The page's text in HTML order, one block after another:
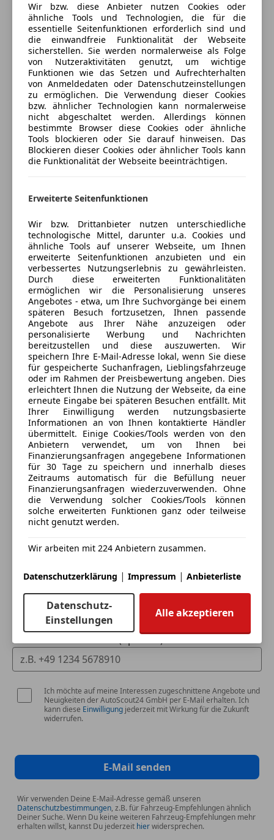
Bluetooth
Bordcomputer
CD
Freisprecheinrichtung
Radio
Soundsystem
Sicherheit
ABS
Beifahrerairbag
ESP
Geschwindigkeits-begrenzungsanlage
Kopfairbag
Nebelscheinwerfer
Reifendruckkontrollsystem
Seitenairbag
Servolenkung
Tagfahrlicht
Traktionskontrolle
Wegfahrsperre
Zentralverriegelung mit Funkfernbedienung
Extras
Alufelgen (17")
Anhängerkupplung
Dachreling
Innenspiegel automatisch abblendend
Notrad
Partikelfilter
Reserverad
Scheinwerferreinigung
Sommerreifen
Sportsitze
Kfz-Versicherung
Versicherungsschutz an Ihre Bedürfnisse
anpassen
Freischaden-Gutschein ab Stufe 0
Auto einfach online versichern & Rabatt holen
Jetzt berechnen
Verkäufer Privat
2070 Retz, AT
Kontakt
Anbieter kontaktieren
Deine Nachricht
3 ähnliche Fahrzeuge gefunden
Ich erlaube den Händlern dieser
Fahrzeuge mich zu kontaktieren.
Dein Name
Deine Telefonnummer (optional)
Ich möchte auf meine Interessen zugeschnittene Angebote und
Neuigkeiten der AutoScout24 GmbH per E-Mail erhalten. Ich
kann diese Einwilligung jederzeit mit Wirkung für die Zukunft
widerrufen.
E-Mail senden
Wir verwenden Deine E-Mail-Adresse gemäß unseren
Datenschutzbestimmungen, z.B. für Fahrzeug-Empfehlungen ähnlich
Deiner Suche. Wenn Du keine weiteren Fahrzeug-Empfehlungen mehr
erhalten willst, kannst Du jederzeit hierwidersprechen.
Wir bzw. diese Anbieter nutzen Cookies oder
ähnliche Tools und Technologien, die für die
essentielle Seitenfunktionen erforderlich sind und
die einwandfreie Funktionalität der Webseite
sicherstellen. Sie werden normalerweise als Folge
von Nutzeraktivitäten genutzt, um wichtige
Funktionen wie das Setzen und Aufrechterhalten
von Anmeldedaten oder Datenschutzeinstellungen
zu ermöglichen. Die Verwendung dieser Cookies
bzw. ähnlicher Technologien kann normalerweise
nicht abgeschaltet werden. Allerdings können
bestimmte Browser diese Cookies oder ähnliche
Tools blockieren oder Sie darauf hinweisen. Das
Blockieren dieser Cookies oder ähnlicher Tools kann
die Funktionalität der Webseite beeinträchtigen.
Erweiterte Seitenfunktionen
Wir bzw. Drittanbieter nutzen unterschiedliche
technologische Mittel, darunter u.a. Cookies und
ähnliche Tools auf unserer Webseite, um Ihnen
erweiterte Seitenfunktionen anzubieten und ein
verbessertes Nutzungserlebnis zu gewährleisten.
Durch diese erweiterten Funktionalitäten
ermöglichen wir die Personalisierung unseres
Angebotes - etwa, um Ihre Suchvorgänge bei einem
späteren Besuch fortzusetzen, Ihnen passende
Angebote aus Ihrer Nähe anzuzeigen oder
personalisierte Werbung und Nachrichten
bereitzustellen und diese auszuwerten. Wir
speichern Ihre E-Mail-Adresse lokal, wenn Sie diese
für gespeicherte Suchanfragen, Lieblingsfahrzeuge
oder im Rahmen der Preisbewertung angeben. Dies
erleichtert Ihnen die Nutzung der Webseite, da eine
erneute Eingabe bei späteren Besuchen entfällt. Mit
Ihrer Einwilligung werden nutzungsbasierte
Informationen an von Ihnen kontaktierte Händler
übermittelt. Einige Cookies/Tools werden von den
Anbietern verwendet, um von Ihnen bei
Finanzierungsanfragen angegebene Informationen
für 30 Tage zu speichern und innerhalb dieses
Zeitraums automatisch für die Befüllung neuer
Finanzierungsanfragen wiederzuverwenden. Ohne
die Verwendung solcher Cookies/Tools können
solche erweiterten Funktionen ganz oder teilweise
nicht genutzt werden.
Wir arbeiten mit 224 Anbietern zusammen.
Datenschutzerklärung | Impressum | Anbieterliste
Datenschutz-
Einstellungen
Alle akzeptieren